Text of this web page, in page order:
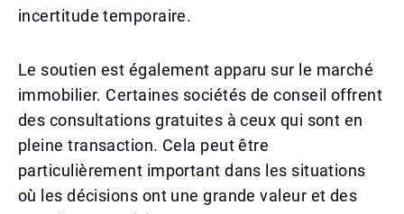
incertitude temporaire.
Le soutien est également apparu sur le marché
immobilier. Certaines sociétés de conseil offrent
des consultations gratuites à ceux qui sont en
pleine transaction. Cela peut être
particulièrement important dans les situations
où les décisions ont une grande valeur et des